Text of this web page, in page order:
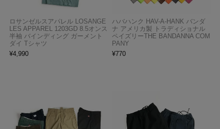
ロサンゼルスアパレル LOSANGE
LES APPAREL 1203GD 8.5オンス
半袖 バインディング ガーメント
ダイ Tシャツ
¥4,990
ハバハンク HAV-A-HANK バンダ
ナ アメリカ製 トラディショナル
ペイズリーTHE BANDANNA COM
PANY
¥770